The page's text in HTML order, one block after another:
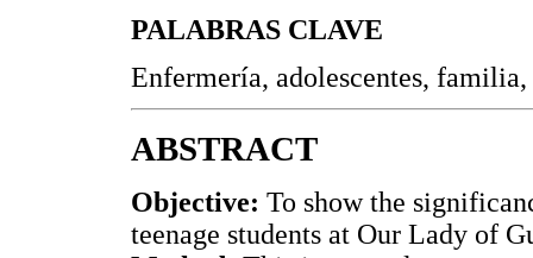
PALABRAS CLAVE
Enfermería, adolescentes,
ABSTRACT
Objective: To show the
teenage students at Our Lady of